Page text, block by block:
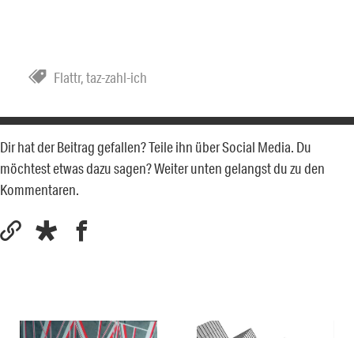
Flattr,taz-zahl-ich
Dir hat der Beitrag gefallen? Teile ihn über Social Media. Du
möchtest etwas dazu sagen? Weiter unten gelangst du zu den
Kommentaren.